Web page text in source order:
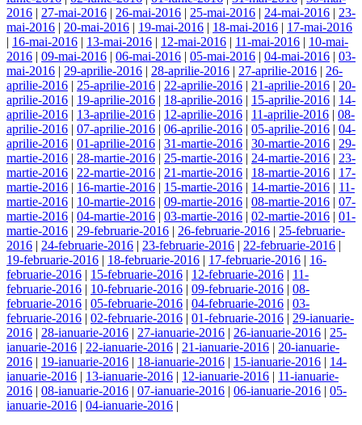
2016 | 27-mai-2016 | 26-mai-2016 | 25-mai-2016 | 24-mai-2016 | 23-
mai-2016 | 20-mai-2016 | 19-mai-2016 | 18-mai-2016 | 17-mai-2016
| 16-mai-2016 | 13-mai-2016 | 12-mai-2016 | 11-mai-2016 | 10-mai-
2016 | 09-mai-2016 | 06-mai-2016 | 05-mai-2016 | 04-mai-2016 | 03-
mai-2016 | 29-aprilie-2016 | 28-aprilie-2016 | 27-aprilie-2016 | 26-
aprilie-2016 | 25-aprilie-2016 | 22-aprilie-2016 | 21-aprilie-2016 | 20-
aprilie-2016 | 19-aprilie-2016 | 18-aprilie-2016 | 15-aprilie-2016 | 14-
aprilie-2016 | 13-aprilie-2016 | 12-aprilie-2016 | 11-aprilie-2016 | 08-
aprilie-2016 | 07-aprilie-2016 | 06-aprilie-2016 | 05-aprilie-2016 | 04-
aprilie-2016 | 01-aprilie-2016 | 31-martie-2016 | 30-martie-2016 | 29-
martie-2016 | 28-martie-2016 | 25-martie-2016 | 24-martie-2016 | 23-
martie-2016 | 22-martie-2016 | 21-martie-2016 | 18-martie-2016 | 17-
martie-2016 | 16-martie-2016 | 15-martie-2016 | 14-martie-2016 | 11-
martie-2016 | 10-martie-2016 | 09-martie-2016 | 08-martie-2016 | 07-
martie-2016 | 04-martie-2016 | 03-martie-2016 | 02-martie-2016 | 01-
martie-2016 | 29-februarie-2016 | 26-februarie-2016 | 25-februarie-
2016 | 24-februarie-2016 | 23-februarie-2016 | 22-februarie-2016 |
19-februarie-2016 | 18-februarie-2016 | 17-februarie-2016 | 16-
februarie-2016 | 15-februarie-2016 | 12-februarie-2016 | 11-
februarie-2016 | 10-februarie-2016 | 09-februarie-2016 | 08-
februarie-2016 | 05-februarie-2016 | 04-februarie-2016 | 03-
februarie-2016 | 02-februarie-2016 | 01-februarie-2016 | 29-ianuarie-
2016 | 28-ianuarie-2016 | 27-ianuarie-2016 | 26-ianuarie-2016 | 25-
ianuarie-2016 | 22-ianuarie-2016 | 21-ianuarie-2016 | 20-ianuarie-
2016 | 19-ianuarie-2016 | 18-ianuarie-2016 | 15-ianuarie-2016 | 14-
ianuarie-2016 | 13-ianuarie-2016 | 12-ianuarie-2016 | 11-ianuarie-
2016 | 08-ianuarie-2016 | 07-ianuarie-2016 | 06-ianuarie-2016 | 05-
ianuarie-2016 | 04-ianuarie-2016 |